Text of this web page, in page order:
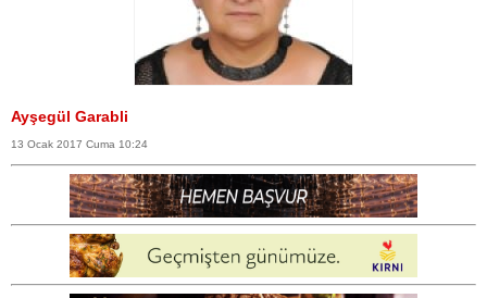
Ayşegül Garabli
13 Ocak 2017 Cuma 10:24